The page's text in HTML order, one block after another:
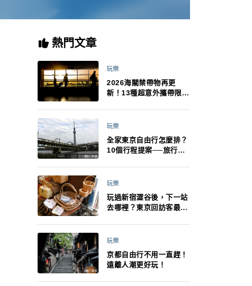
熱門文章
玩樂
2026海關禁帶物再更
新！13種超意外攜帶限
最高還罰百萬！注意事項
玩樂
全家東京自由行怎麼排？
10個行程提案──旅行不
法！
玩樂
玩過新宿澀谷後，下一站
去哪裡？東京回訪客最推
玩樂
京都自由行不用一直趕！
遠離人潮更好玩！